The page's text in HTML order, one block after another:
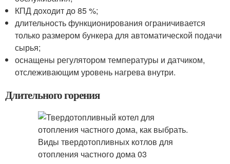
КПД доходит до 85 %;
длительность функционирования ограничивается
только размером бункера для автоматической подачи
сырья;
оснащены регулятором температуры и датчиком,
отслеживающим уровень нагрева внутри.
Длительного горения